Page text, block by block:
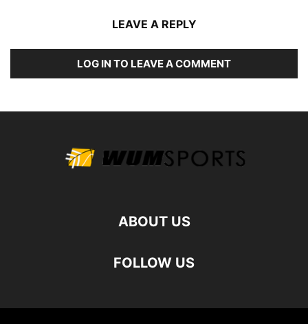
LEAVE A REPLY
LOG IN TO LEAVE A COMMENT
ABOUT US
FOLLOW US